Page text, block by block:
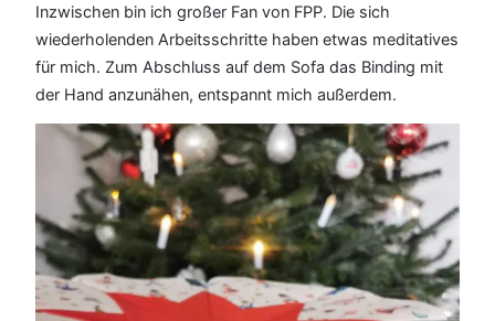
Inzwischen bin ich großer Fan von FPP. Die sich
wiederholenden Arbeitsschritte haben etwas meditatives
für mich. Zum Abschluss auf dem Sofa das Binding mit
der Hand anzunähen, entspannt mich außerdem.